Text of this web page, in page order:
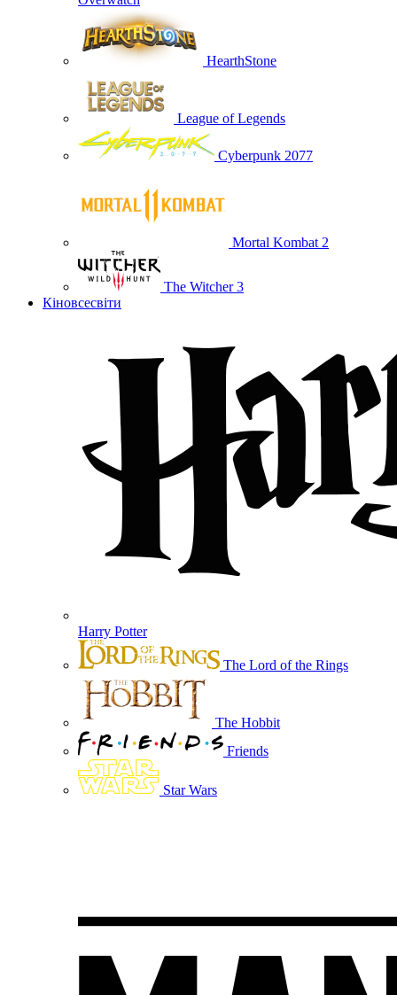
HearthStone
League of Legends
Cyberpunk 2077
Mortal Kombat 2
The Witcher 3
Кіновсесвіти
Harry Potter
The Lord of the Rings
The Hobbit
Friends
Star Wars